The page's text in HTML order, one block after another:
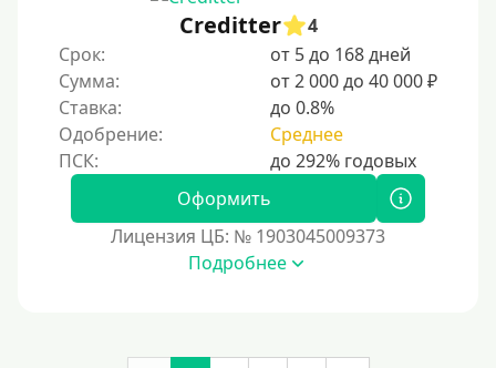
Денежным переводом
По СМС
На электронный кошелек
На Юмани (ЮMoney)
На Яндекс Деньги
Без привязки карты
Пополнение Киви-кошелька
Пополнение Киви-кошелька без СНИЛС
Открыть кошелек Киви можно с 18 лет.
Creditter
4
Срок:
от 5 до 168 дней
Сумма:
от 2 000 до 40 000 ₽
Ставка:
до 0.8%
Одобрение:
Среднее
Оформить
Лицензия ЦБ: № 1903045009373
Подробнее